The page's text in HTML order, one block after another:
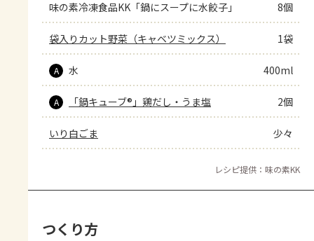
味の素冷凍食品KK「鍋にスープに水餃子」 8個
袋入りカット野菜（キャベツミックス） 1袋
A 水 400ml
A 「鍋キューブ®」鶏だし・うま塩 2個
いり白ごま 少々
レシピ提供：味の素KK
つくり方